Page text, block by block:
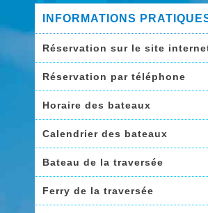
INFORMATIONS
Réservation sur le site
Réservation par téléphone
Horaire des bateaux
Calendrier des bateaux
Bateau de la traversée
Ferry de la traversée